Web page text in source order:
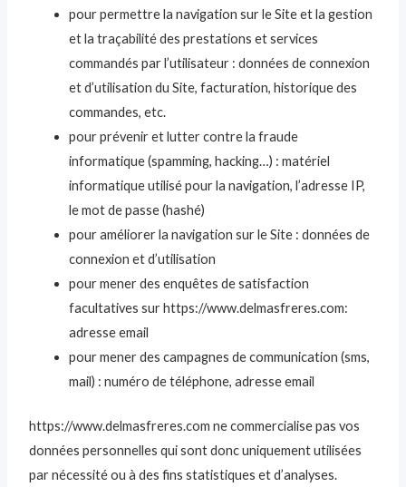
pour permettre la navigation sur le Site et la gestion
et la traçabilité des prestations et services
commandés par l’utilisateur : données de connexion
et d’utilisation du Site, facturation, historique des
commandes, etc.
pour prévenir et lutter contre la fraude
informatique (spamming, hacking…) : matériel
informatique utilisé pour la navigation, l’adresse IP,
le mot de passe (hashé)
pour améliorer la navigation sur le Site : données de
connexion et d’utilisation
pour mener des enquêtes de satisfaction
facultatives sur https://www.delmasfreres.com:
adresse email
pour mener des campagnes de communication (sms,
mail) : numéro de téléphone, adresse email
https://www.delmasfreres.com ne commercialise pas vos
données personnelles qui sont donc uniquement utilisées
par nécessité ou à des fins statistiques et d’analyses.